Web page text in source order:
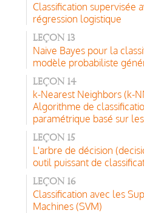
Classification supervisée
régression logistique
Leçon 13
Naive Bayes pour la
modèle probabiliste
Leçon 14
k-Nearest Neighbors (k-
Algorithme de
paramétrique basé sur
Leçon 15
L'arbre de décision
outil puissant de
Leçon 16
Classification avec les
Machines (SVM)